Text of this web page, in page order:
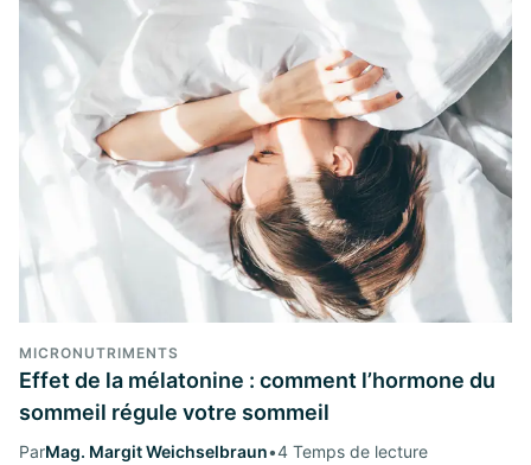
MICRONUTRIMENTS
Effet de la mélatonine : comment l’hormone du
sommeil régule votre sommeil
ParMag. Margit Weichselbraun•4 Temps de lecture